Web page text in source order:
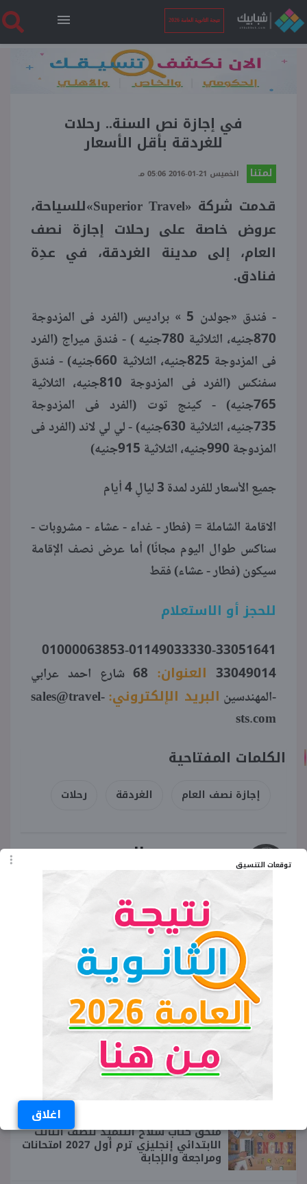
توقعات التنسيق
اغلاق
نتيجة الثانوية العامة 2026
الرئيسية
نتيجة الثانوية العامة 2026
فنجان قهوة
بوابة الطلبة
منوعات
في إجازة نص السنة.. رحلات
للغردقة بأقل الأسعار
لمتنا الخميس 21-01-2016 05:06 مـ
قدمت شركة «Superior Travel»للسياحة،
عروض خاصة على رحلات إجازة نصف
العام، إلى مدينة الغردقة، في عدِة
فنادق.
-
فندق «جولدن 5 » براديس (الفرد فى المزدوجة
870جنيه، الثلاثية 780جنيه ) - فندق ميراج (الفرد
فى المزدوجة 825جنيه، الثلاثية 660جنيه) - فندق
سفنكس (الفرد فى المزدوجة 810جنيه، الثلاثية
765جنيه) - كينج توت (الفرد فى المزدوجة
735جنيه، الثلاثية 630جنيه) - لي لي لاند (الفرد فى
المزدوجة 990جنيه، الثلاثية 915جنيه)
جميع الأسعار للفرد لمدة 3 ليالٍ 4 أيام
الاقامة الشاملة = (فطار - غداء - عشاء - مشروبات -
سناكس طوال اليوم مجانًا) أما عرض نصف الإقامة
سيكون (فطار - عشاء) فقط
للحجز أو الاستعلام
01000063853-01149033330-33051641
33049014 العنوان:
68 شارع احمد عرابي
-المهندسين البريد الإلكتروني:sales@travel-
sts.com
الكلمات المفتاحية
إجازة نصف العام الغردقة رحلات
محمود عبد الرحمن
الثقافة والأدب والموضوعات التاريخية
♥ جديد الموقع
كتاب الشاطر لغة عربية الصف الرابع
الابتدائي ترم أول 2027
مفكرة كتاب سلاح التلميذ للصف الثاني
الإعدادي لغة عربية ترم أول 2027
ملحق كتاب سلاح التلميذ للصف الثالث
الابتدائي إنجليزي ترم أول 2027 امتحانات
ومراجعة والإجابة